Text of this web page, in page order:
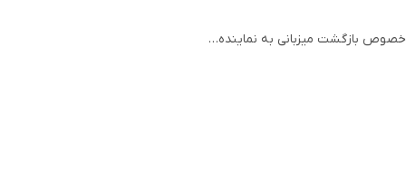
خصوص بازگشت میزبانی به نماینده‌…